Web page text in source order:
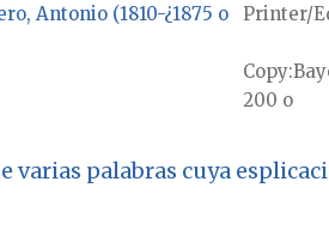
Antonio (1810-¿1875 o
Printer/
Copy
200 o
varias palabras cuya